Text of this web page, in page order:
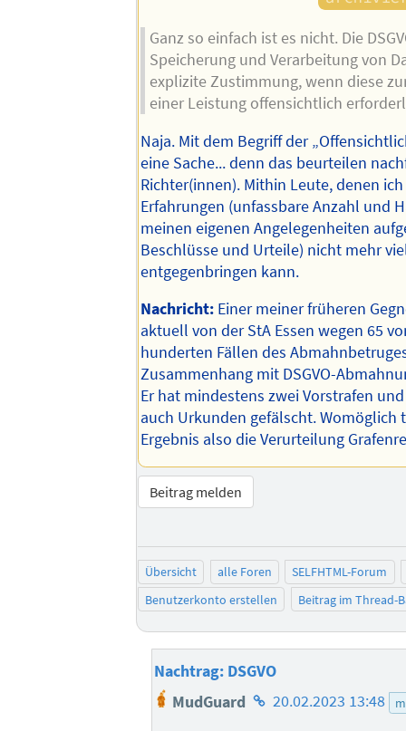
Ganz so einfach ist es nicht. Die
Speicherung und Verarbeitung von
explizite Zustimmung, wenn diese
einer Leistung offensichtlich
Naja. Mit dem Begriff der
eine Sache... denn das beurteilen
Richter(innen). Mithin Leute, denen
Erfahrungen (unfassbare Anzahl und
meinen eigenen Angelegenheiten
Beschlüsse und Urteile) nicht mehr
entgegenbringen kann.
Nachricht: Einer meiner früheren
aktuell von der StA Essen wegen 65
hunderten Fällen des
Zusammenhang mit DSGVO-
Er hat mindestens zwei Vorstrafen
auch Urkunden gefälscht. Womöglich
Ergebnis also die Verurteilung
Beitrag melden
Übersicht alle Foren
SELFHTML-Forum
Benutzerkonto erstellen
Beitrag im Thread-
Nachtrag: DSGVO
MudGuard Homepage
20.02.2023 13:48